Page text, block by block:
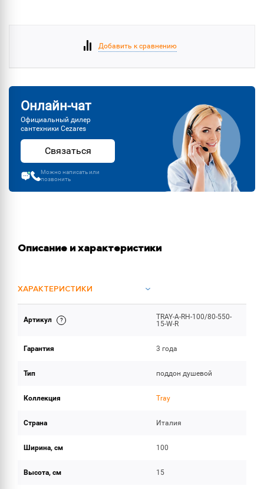
Добавить к сравнению
Онлайн-чат
Официальный дилер
сантехники Cezares
Связаться
Можно написать или
позвонить
Описание и характеристики
ХАРАКТЕРИСТИКИ
ОБЪЕМ ПОСТАВКИ
Артикул
TRAY-A-RH-100/80-550-
15-W-R
Гарантия 3 года
Тип поддон душевой
Коллекция Tray
Страна Италия
Ширина, см 100
Высота, см 15